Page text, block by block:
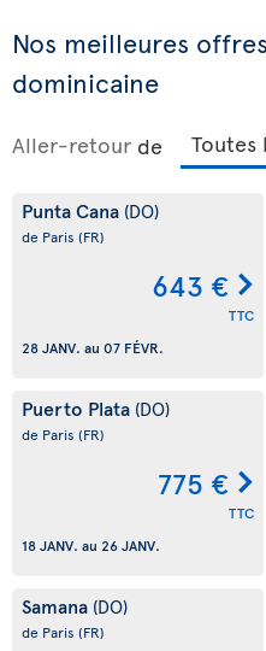
Nos meilleures
dominicaine
Aller-retour de
Punta Cana (DO)
de Paris (FR)
643 €
TTC
28 JANV. au 07 FÉVR.
Puerto Plata (DO)
de Paris (FR)
775 €
TTC
18 JANV. au 26 JANV.
Samana (DO)
de Paris (FR)